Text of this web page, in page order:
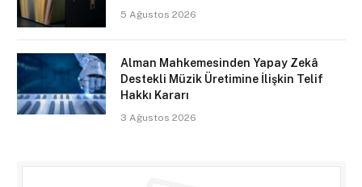
5 Ağustos 2026
Alman Mahkemesinden Yapay Zekâ
Destekli Müzik Üretimine İlişkin Telif
Hakkı Kararı
3 Ağustos 2026